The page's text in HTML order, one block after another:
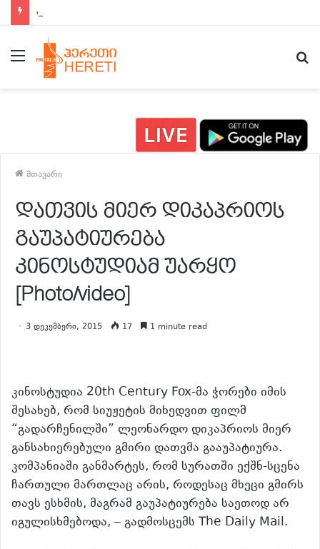
ახალი ამბები 15:00 საათზე
მენიუ
მთავარი
დათვის მიერ დიკაპრიოს
გაუპატიურება
კინოსტუდიამ უარყო
[Photo/video]
3 დეკემბერი, 2015 17 1 minute read
კინოსტუდია 20th Century Fox-მა ჭორები იმის
შესახებ, რომ სიუჟეტის მიხედვით ფილმ
“გადარჩენილში” ლეონარდო დიკაპრიოს მიერ
განსახიერებული გმირი დათვმა გააუპატიურა.
კომპანიაში განმარტეს, რომ სურათში ექშნ-სცენა
ჩართული მართლაც არის, როდესაც მხეცი გმირს
თავს ესხმის, მაგრამ გაუპატიურება საეთოდ არ
იგულისხმებოდა, – გადმოსცემს The Daily Mail.